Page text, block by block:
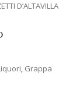
D’ALTAVILLA
, Grappa